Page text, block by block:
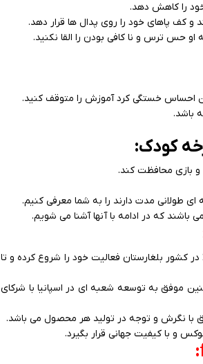
خود را کاهش دهد.
کف پاهای خود را روی پدال ها قرار دهد.
حس ترس و نا کافی بودن را القا نکنید.
احساس خستگی کرد آموزش را متوقف کنید.
باشد.
کودک:
و بازی محافظت کند.
باشند که در ادامه با آنها آشنا می شویم.
یکی از برندهای معتبر و مطرح در زمینه محصولات کودک می باشد، این برند در سال 2016 در کشور بلغارستان فعالیت خود را شروع کرده و تا
30 بازار به فروش می رسد، همچنین موفق به توسعه شعبه ای در اسپانیا با شرکای
با نگرش و توجه در تولید هر محصول می باشد.
و با کیفیت جهانی قرار بگیرد.
: